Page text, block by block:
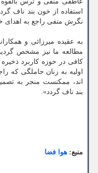
استفاده از خون بند ناف
نگرش منفی راجع به اهدای
به عقیده میرزائی و
مطالعه ما نیز مشخص
کافی در حوزه کاربرد
اولیه به زنان حاملگی که
اند، ممکنست منجر به
بند ناف گردد».
منبع: هوا فضا